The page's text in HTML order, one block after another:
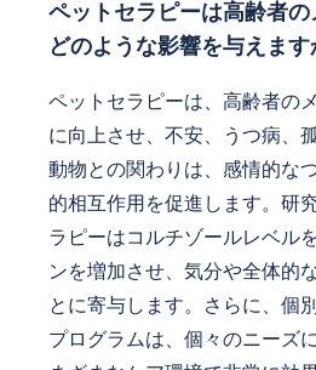
ペットセラピーは高齢者
どのような影響を与えます
ペットセラピーは、高齢者の
に向上させ、不安、うつ病、
動物との関わりは、感情的な
的相互作用を促進します。研
ラピーはコルチゾールレベル
ンを増加させ、気分や全体的
とに寄与します。さらに、個
プログラムは、個々のニーズ